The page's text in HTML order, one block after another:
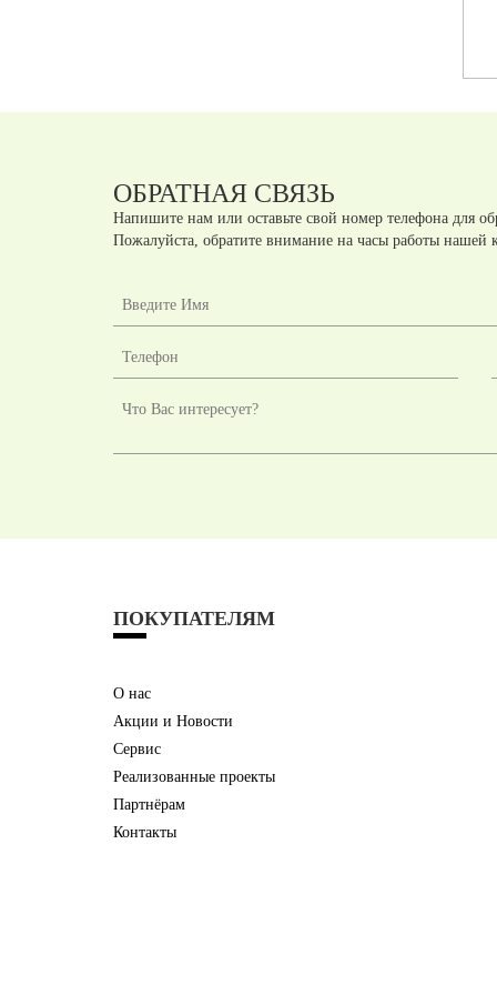
ОБРАТНАЯ СВЯЗЬ
Напишите нам или оставьте свой номер телефона для
Пожалуйста, обратите внимание на часы работы нашей
ПОКУПАТЕЛЯМ
О нас
Акции и Новости
Сервис
Реализованные проекты
Партнёрам
Контакты